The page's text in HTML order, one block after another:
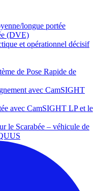
longue portée
(DVE)
et opérationnel décisif
de Pose Rapide de
avec CamSIGHT
avec CamSIGHT LP et le
le Scarabée – véhicule de